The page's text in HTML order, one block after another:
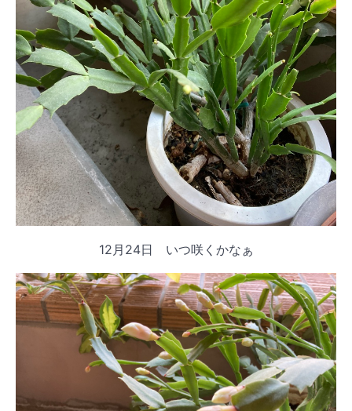
12月24日 いつ咲くかなぁ